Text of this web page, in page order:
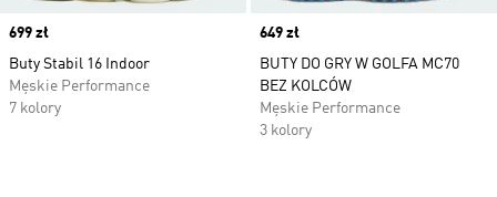
Price
699 zł
Buty Stabil 16 Indoor
Męskie Performance
7 kolory
Price
649 zł
BUTY DO GRY W GOLFA MC70
BEZ KOLCÓW
Męskie Performance
3 kolory